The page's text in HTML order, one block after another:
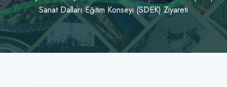
Sanat Dalları Eğitim Konseyi (SDEK) Ziyareti